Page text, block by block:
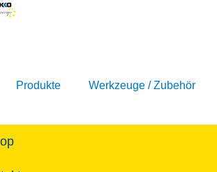
Produkte Werkzeuge / Zubehör